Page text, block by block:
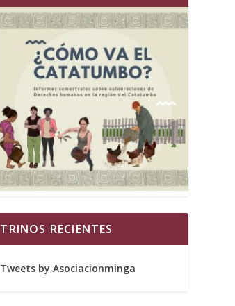
TRINOS RECIENTES
Tweets by Asociacionminga